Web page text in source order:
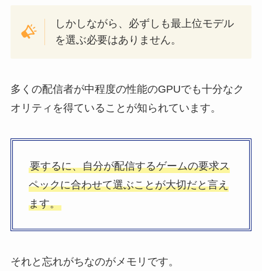
しかしながら、必ずしも最上位モデル
を選ぶ必要はありません。
多くの配信者が中程度の性能のGPUでも十分なク
オリティを得ていることが知られています。
要するに、自分が配信するゲームの要求ス
ペックに合わせて選ぶことが大切だと言え
ます。
それと忘れがちなのがメモリです。